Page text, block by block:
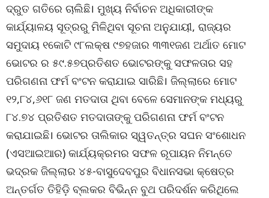
ଦ୍ରୁତ ଗତିରେ ଚାଲିଛି। ମୁଖ୍ୟ ନିର୍ବାଚନ ଅଧିକାରୀଙ୍କ
କାର୍ଯ୍ୟାଳୟ ସୂତ୍ରରୁ ମିଳିଥିବା ସୂଚନା ଅନୁଯାୟୀ, ରାଜ୍ୟର
ସମୁଦାୟ ୧କୋଟି ୯୮ଲକ୍ଷ ୯୭ହଜାର ୩୩୧ଜଣ ଅର୍ଥାତ ମୋଟ
ଭୋଟର ର ୫୯.୫୭ପ୍ରତିଶତ ଭୋଟରଙ୍କୁ ସଫଳତାର ସହ
ପରିଗଣନା ଫର୍ମ ବଂଟନ କରାଯାଇ ସାରିଛି। ଜିଲ୍ଲାରେ ମୋଟ
୧୨,୮୪,୬୧୮ ଜଣ ମତଦାତା ଥିବା ବେଳେ ସେମାନଙ୍କ ମଧ୍ୟରୁ
୮୪.୭୪ ପ୍ରତିଶତ ମତଦାତାଙ୍କୁ ପରିଗଣନା ଫର୍ମ ବଂଟନ
କରାଯାଇଛି। ଭୋଟର ତାଲିକାର ସ୍ୱତନ୍ତ୍ର ସଘନ ସଂଶୋଧନ
(ଏସଆଇଆର) କାର୍ଯ୍ୟକ୍ରମର ସଫଳ ରୂପାୟନ ନିମନ୍ତେ
ଭଦ୍ରକ ଜିଲ୍ଲାର ୪୫-ବାସୁଦେବପୁର ବିଧାନସଭା କ୍ଷେତ୍ର
ଅନ୍ତର୍ଗତ ତିହିଡ଼ି ବ୍ଲକର ବିଭିନ୍ନ ବୁଥ ପରିଦର୍ଶନ କରିଥିଲେ